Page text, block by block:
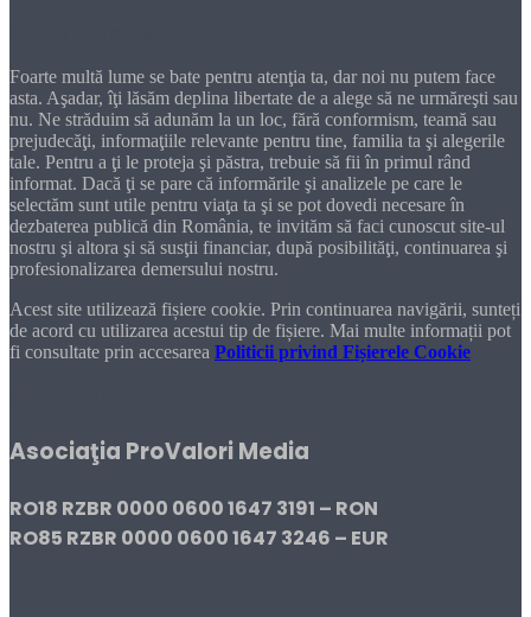
Foarte multă lume se bate pentru atenţia ta, dar noi nu putem face
asta. Aşadar, îţi lăsăm deplina libertate de a alege să ne urmăreşti sau
nu. Ne străduim să adunăm la un loc, fără conformism, teamă sau
prejudecăţi, informaţiile relevante pentru tine, familia ta şi alegerile
tale. Pentru a ţi le proteja şi păstra, trebuie să fii în primul rând
informat. Dacă ţi se pare că informările şi analizele pe care le
selectăm sunt utile pentru viaţa ta şi se pot dovedi necesare în
dezbaterea publică din România, te invităm să faci cunoscut site-ul
nostru şi altora şi să susţii financiar, după posibilităţi, continuarea şi
profesionalizarea demersului nostru.
Acest site utilizează fișiere cookie. Prin continuarea navigării, sunteți
de acord cu utilizarea acestui tip de fișiere. Mai multe informații pot
fi consultate prin accesarea Politicii privind Fișierele Cookie
Asociaţia ProValori Media
RO18 RZBR 0000 0600 1647 3191 – RON
RO85 RZBR 0000 0600 1647 3246 – EUR